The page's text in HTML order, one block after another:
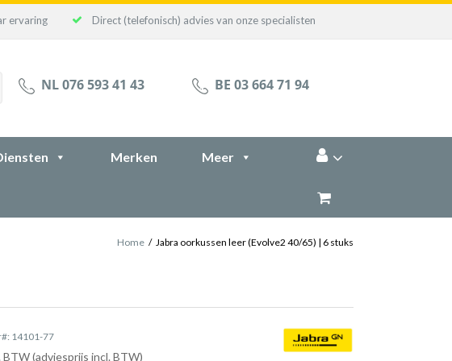
ervaring Direct (telefonisch) advies van onze specialisten
NL 076 593 41 43 BE 03 664 71 94
Merken Meer
Home / Jabra oorkussen leer (Evolve2 40/65) | 6 stuks
14101-77
BTW (adviesprijs incl. BTW)